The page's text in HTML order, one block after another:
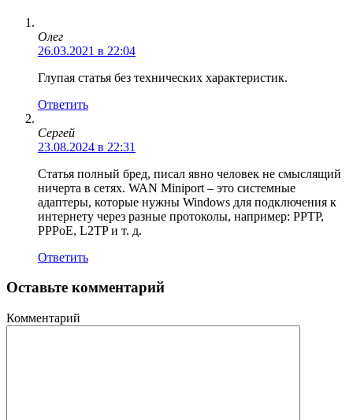
Олег
26.03.2021 в 22:04
Глупая статья без технических характеристик.
Ответить
Сергей
23.08.2024 в 22:31
Статья полный бред, писал явно человек не смыслящий
ничерта в сетях. WAN Miniport – это системные
адаптеры, которые нужны Windows для подключения к
интернету через разные протоколы, например: PPTP,
PPPoE, L2TP и т. д.
Ответить
Оставьте комментарий
Комментарий